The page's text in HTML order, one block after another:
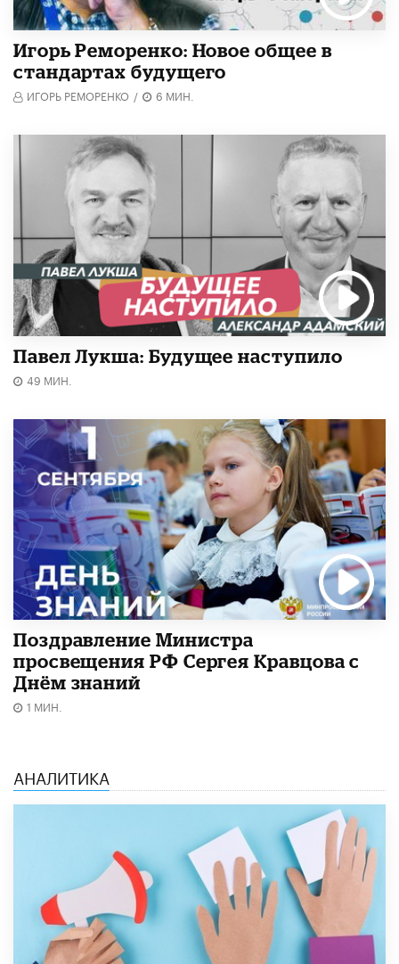
Игорь Реморенко: Новое общее в
стандартах будущего
ИГОРЬ РЕМОРЕНКО / 6 МИН.
Павел Лукша: Будущее наступило
49 МИН.
Поздравление Министра
просвещения РФ Сергея Кравцова с
Днём знаний
1 МИН.
АНАЛИТИКА